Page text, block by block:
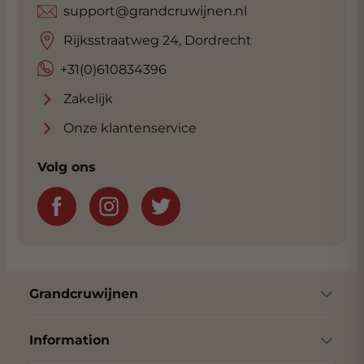
Rijksweg met volop parkeergelegenheid.
Klik
hiervoor ons adres.
+31(0)610834396
support@grandcruwijnen.nl
Rijksstraatweg 24, Dordrecht
Zakelijk
Onze klantenservice
Volg ons
Grandcruwijnen
Information